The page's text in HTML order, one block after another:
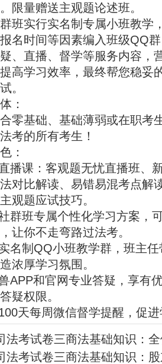
限量赠送主观题论述班。
班实行实名制专属小班教学
名时间等因素编入班级QQ
、直播、督学等服务内容，
高学习效率，最终帮您稳妥
。
：
零基础、基础薄弱或在职考
考的所有考生！
：
播课：客观题无忧直播班、
对比解读、易错易混考点解
观题应试技巧。
群班专属个性化学习方案，
让你不走弯路过法考。
名制QQ小班教学群，班主
浓厚学习氛围。
APP和官网专业答疑，享有
疑权限。
天每周微信督学提醒，促
法考试卷三商法基础知识：
法考试卷三商法基础知识：